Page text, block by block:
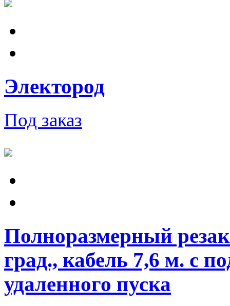
Электород
Под заказ
Полноразмерный
град., кабель 7,6 м. с
удаленного пуска